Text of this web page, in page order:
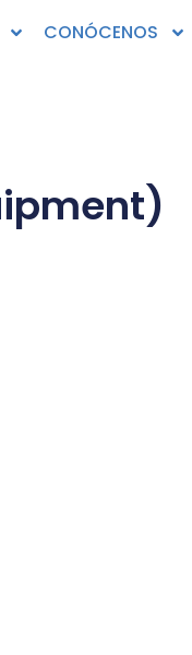
CONÓCENOS